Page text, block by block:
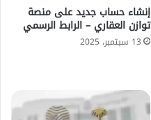
إنشاء حساب جديد على منصة
توازن العقاري – الرابط الرسمي
13 سبتمبر، 2025